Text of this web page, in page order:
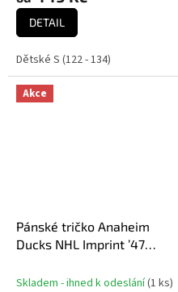
DETAIL
Dětské S (122 - 134)
Akce
Pánské tričko Anaheim
Ducks NHL Imprint ’47
Skladem - ihned k odeslání(1 ks)